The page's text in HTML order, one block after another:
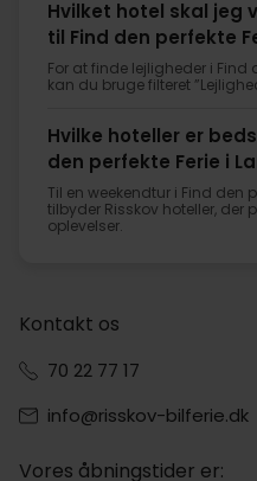
Hvilket hotel skal jeg
til Find den perfekte
For at finde lejligheder i Find
kan du bruge filteret
Hvilke hoteller er
den perfekte Ferie i
Til en weekendtur i Find den
tilbyder Risskov hoteller,
oplevelser.
Kontakt os
70 22 77 17
info@risskov-bilferie.dk
Vores åbningstider er: